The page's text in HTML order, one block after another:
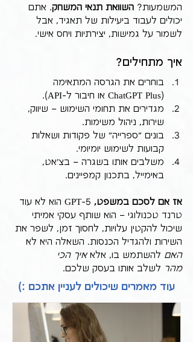
המשמעות? השוואת תנאי המשחק. אתם
יכולים לעבוד ביעילות של תאגיד, אבל
לשמור על גמישות, יצירתיות ויחס אישי.
איך מתחילים?
בוחרים את הגרסה המתאימה
(ChatGPT Plus או חיבור ל-API).
מגדירים את תחומי השימוש – שיווק,
שירות, ניהול משימות.
בונים "ספרייה" של פקודות ושאלות
קבועות לשימוש יומיומי.
משלבים אותו בשגרה – בצ'אט,
באימייל, בתכנון קמפיינים.
אז אם לסכם במשפט,
GPT-5 הוא לא עוד
טרנד טכנולוגי – הוא שותף עסקי אמיתי
שיכול להקטין עלויות, לחסוך זמן, לשפר את
השירות ולהגדיל הכנסות. השאלה היא לא
האם להשתמש בו, אלא איך הכי
מהר לשלב אותו בעסק שלכם.
עוד מאמרים שיכולים לעניין אתכם :)